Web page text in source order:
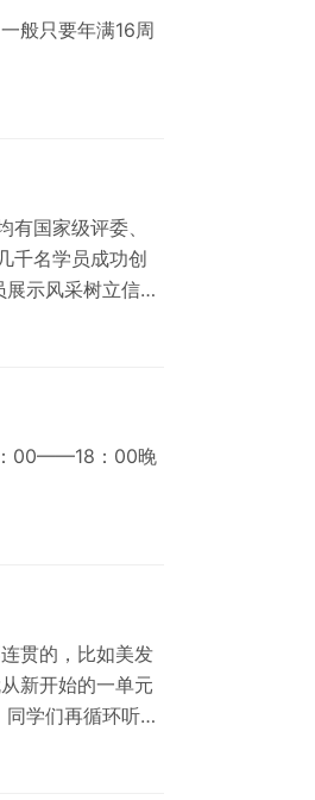
般只要年满16周
国家级评委、
千名学员成功创
示风采树立信心
企深度合作，携
：00——18：00晚
贯的，比如美发
新开始的一单元
学们再循环听课